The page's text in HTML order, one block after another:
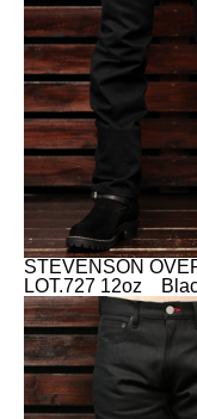
STEVENSON
LOT.727 12oz